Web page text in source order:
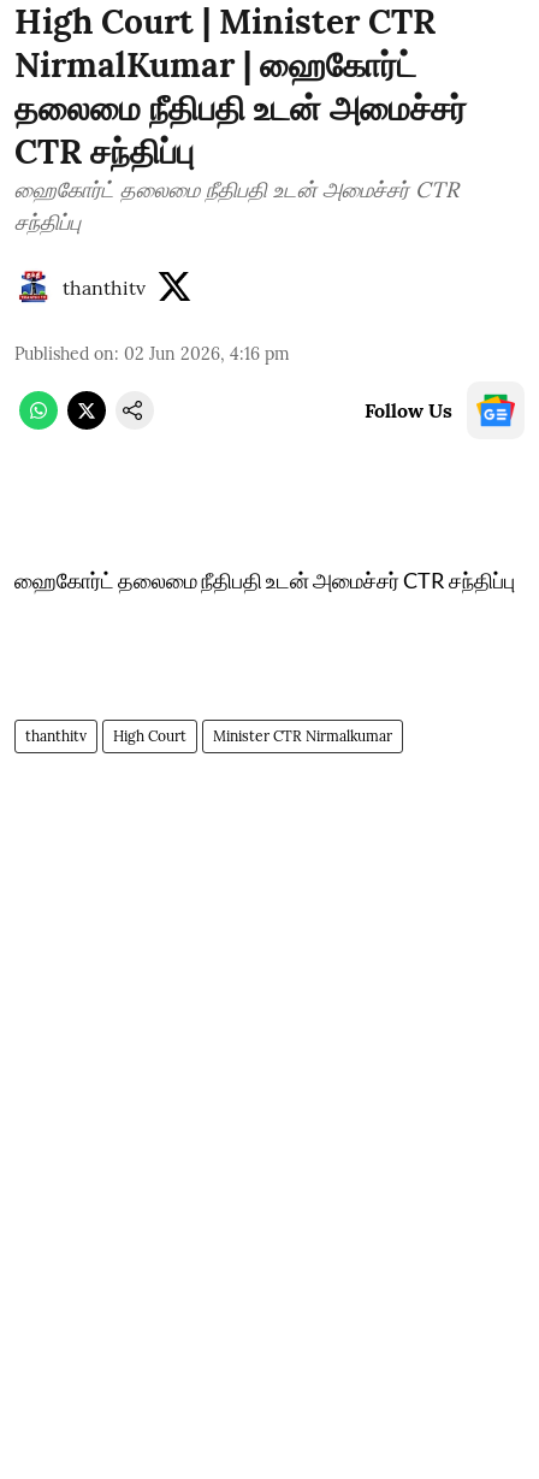
High Court | Minister CTR
NirmalKumar | ஹைகோர்ட்
தலைமை நீதிபதி உடன் அமைச்சர்
CTR சந்திப்பு
ஹைகோர்ட் தலைமை நீதிபதி உடன் அமைச்சர் CTR
சந்திப்பு
thanthitv
Published on: 02 Jun 2026, 4:16 pm
Follow Us
ஹைகோர்ட் தலைமை நீதிபதி உடன் அமைச்சர் CTR சந்திப்பு
thanthitv High Court Minister CTR Nirmalkumar